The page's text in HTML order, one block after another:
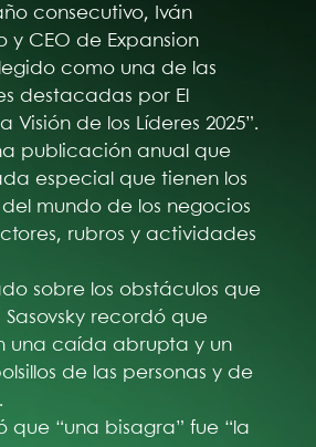
consecutivo, Iván
y CEO de Expansion
como una de las
destacadas por El
Visión de los Líderes 2025”.
publicación anual que
especial que tienen los
mundo de los negocios
rubros y actividades
sobre los obstáculos que
recordó que
una caída abrupta y un
de las personas y de
que “una bisagra” fue “la